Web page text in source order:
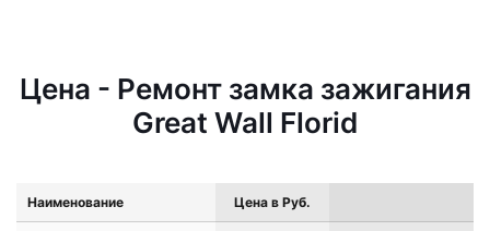
Цена - Ремонт замка зажигания
Great Wall Florid
Наименование Цена в Руб.